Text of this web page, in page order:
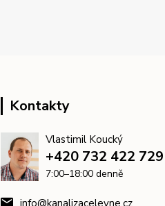
Kontakty
Vlastimil Koucký
+420 732 422 729
7:00–18:00 denně
info@kanalizacelevne.cz